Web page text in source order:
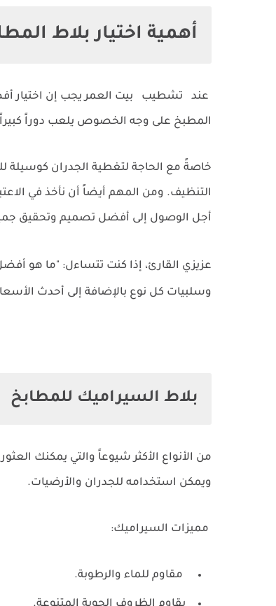
أهمية اختيار بلاط
عند تشطيب بيت العمر يجب إن اختيار
المطبخ على وجه الخصوص يلعب دوراً
خاصةً مع الحاجة لتغطية الجدران كوسيلة
التنظيف. ومن المهم أيضاً أن نأخذ في
أجل الوصول إلى أفضل تصميم وتحقيق
عزيزي القارئ، إذا كنت تتساءل: "ما هو
وسلبيات كل نوع بالإضافة إلى أحدث
بلاط السيراميك للمطابخ
من الأنواع الأكثر شيوعاً والتي يمكنك
ويمكن استخدامه للجدران والأرضيات.
مميزات السيراميك:
مقاوم للماء والرطوبة.